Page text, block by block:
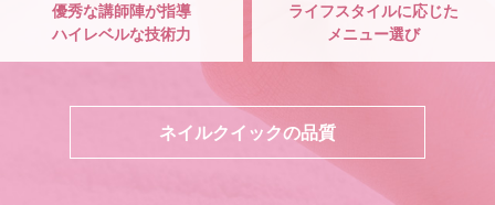
優秀な講師陣が指導
ハイレベルな技術力
ライフスタイルに応じた
メニュー選び
ネイルクイックの品質